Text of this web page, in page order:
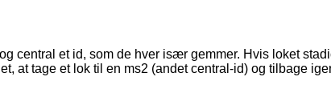
central et id, som de hver især gemmer. Hvis loket
at tage et lok til en ms2 (andet central-id) og tilbage